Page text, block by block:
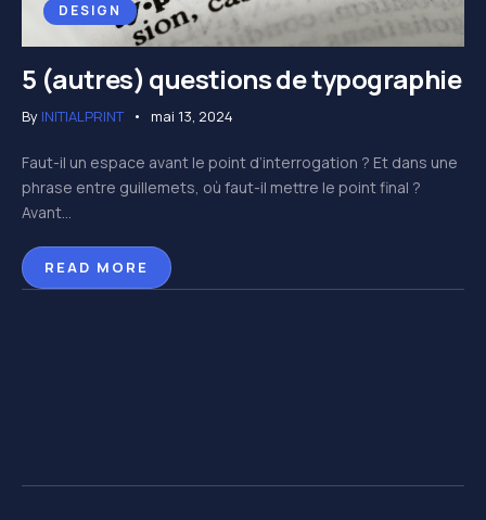
DESIGN
5 (autres) questions de typographie
By INITIALPRINT mai 13, 2024
Faut-il un espace avant le point d’interrogation ? Et dans une
phrase entre guillemets, où faut-il mettre le point final ?
Avant...
READ MORE